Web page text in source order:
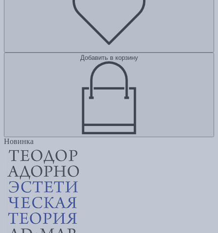
Добавить в корзину
Новинка